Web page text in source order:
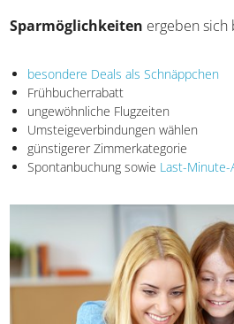
immer Möglichkeiten, zu sparen –
erreichen.
Sparmöglichkeitenergeben sich
besondere Deals als Schnäppchen
günstigerer Zimmerkategorie
Spontanbuchung sowieLast-Minute-